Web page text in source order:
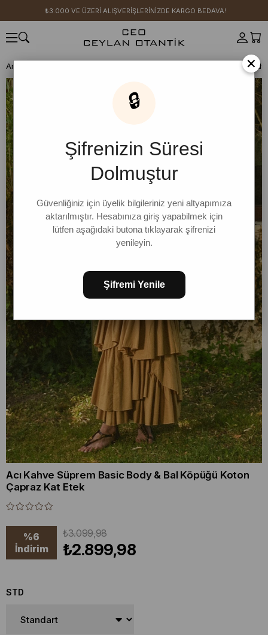
₺3.000 VE ÜZERİ ALIŞVERİŞLERİNİZDE KARGO BEDAVA!
Anasayfa
Acı Kahve Süprem Basic Body & Bal Köpüğü Koton
Çapraz Kat Etek
%6
İndirim
₺3.099,98
₺2.899,98
STD
×
🔒
Şifrenizin Süresi
Dolmuştur
Güvenliğiniz için üyelik bilgileriniz yeni altyapımıza
aktarılmıştır. Hesabınıza giriş yapabilmek için
lütfen aşağıdaki butona tıklayarak şifrenizi
yenileyin.
Şifremi Yenile